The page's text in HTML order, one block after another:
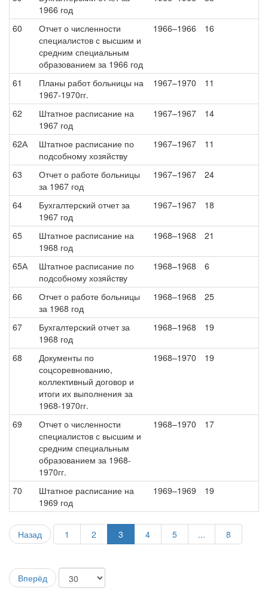
1966 год
60
Отчет о численности
специалистов с высшим и
средним специальным
образованием за 1966 год
1966–1966 16
61
Планы работ больницы на
1967-1970гг.
1967–1970 11
62
Штатное расписание на
1967 год
1967–1967 14
62А
Штатное расписание по
подсобному хозяйству
1967–1967 11
63
Отчет о работе больницы
за 1967 год
1967–1967 24
64
Бухгалтерский отчет за
1967 год
1967–1967 18
65
Штатное расписание на
1968 год
1968–1968 21
65А
Штатное расписание по
подсобному хозяйству
1968–1968 6
66
Отчет о работе больницы
за 1968 год
1968–1968 25
67
Бухгалтерский отчет за
1968 год
1968–1968 19
68
Документы по
соцсоревнованию,
коллективный договор и
итоги их выполнения за
1968-1970гг.
1968–1970 19
69
Отчет о численности
специалистов с высшим и
средним специальным
образованием за 1968-
1970гг.
1968–1970 17
70
Штатное расписание на
1969 год
1969–1969 19
Назад 1 2 3 4 5 ... 8
Вперёд